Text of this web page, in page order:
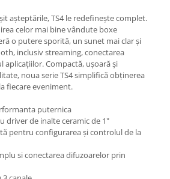
așteptările, TS4 le redefinește complet.
celor mai bine vândute boxe
o putere sporită, un sunet mai clar și
inclusiv streaming, conectarea
aplicațiilor. Compactă, ușoară și
noua serie TS4 simplifică obținerea
fiecare eveniment.
puternica
driver de inalte ceramic de 1"
pentru configurarea și controlul de la
si conectarea difuzoarelor prin